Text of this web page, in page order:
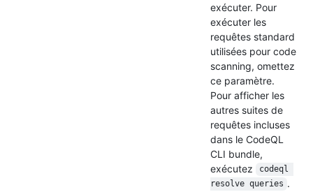
exécuter. Pour
exécuter les
requêtes standard
utilisées pour code
scanning, omettez
ce paramètre.
Pour afficher les
autres suites de
requêtes incluses
dans le CodeQL
CLI bundle,
exécutez
codeql
resolve queries .